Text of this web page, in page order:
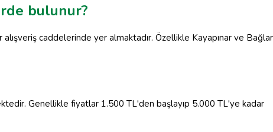
bulunur?
caddelerinde yer almaktadır. Özellikle Kayapınar ve Bağlar
Genellikle fiyatlar 1.500 TL'den başlayıp 5.000 TL'ye kadar